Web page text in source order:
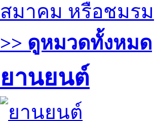
สมาคม หรือชมรม
>> ดูหมวดทั้งหมด
ยานยนต์